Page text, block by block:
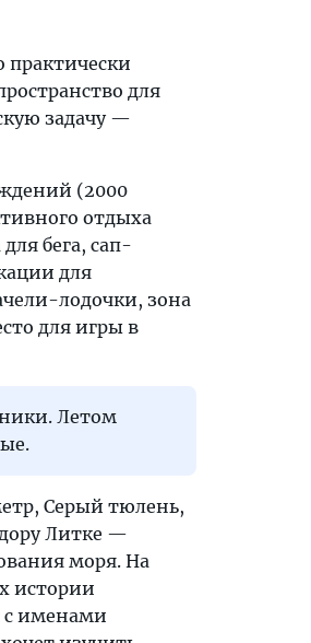
практически
для
задачу —
(2000
отдыха
бега, сап-
для
лодочки, зона
для игры в
Летом
Серый тюлень,
Литке —
моря. На
истории
с именами